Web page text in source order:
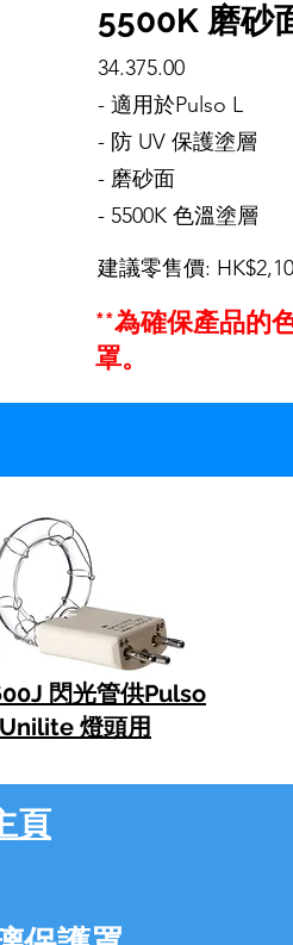
5500K 磨砂
34.375.00
- 適用於Pulso L
- 防 UV 保護塗層
- 磨砂面
- 5500K 色溫塗層
建議零售價:
**為確保產品的
罩。
閃光管供Pulso
燈頭用
頁